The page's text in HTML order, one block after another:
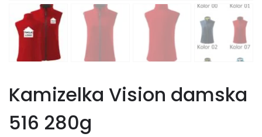
Kamizelka Vision damska
516 280g